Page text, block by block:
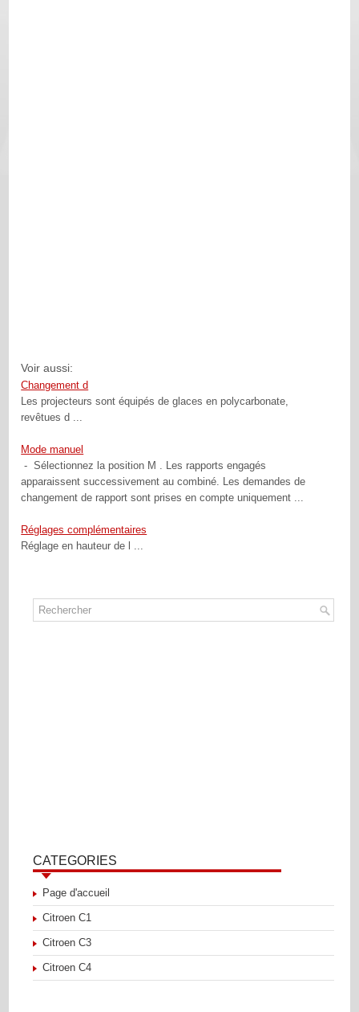
Voir aussi:
Changement d
Les projecteurs sont équipés de glaces en polycarbonate,
revêtues d ...
Mode manuel
- Sélectionnez la position M . Les rapports engagés
apparaissent successivement au combiné. Les demandes de
changement de rapport sont prises en compte uniquement ...
Réglages complémentaires
Réglage en hauteur de l ...
CATEGORIES
Page d'accueil
Citroen C1
Citroen C3
Citroen C4